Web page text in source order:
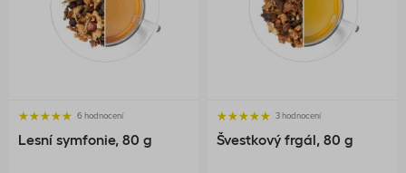
6 hodnocení
Lesní symfonie, 80 g
3 hodnocení
Švestkový frgál, 80 g